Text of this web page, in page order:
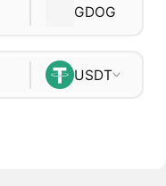
GDOG
USDT